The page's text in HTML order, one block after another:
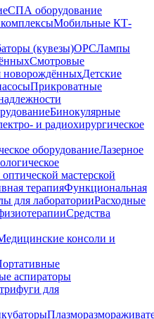
СПА оборудование
Мобильные КТ-
(кувезы)ОРСЛампы
Смотровые
Детские
Прикроватные
Бинокулярные
и радиохирургическое
оборудованиеЛазерное
мастерской
терапияФункциональная
для лабораторииРасходные
Средства
консоли и
аспираторы
для